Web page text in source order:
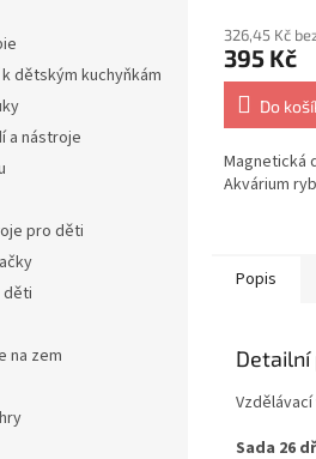
dětským kuchyňkám
a nástroje
pro děti
děti
na zem
326,45 Kč
395 Kč
Do
Magnetická
Akvárium
Popis
Detailní
Vzdělávací
Sada 26